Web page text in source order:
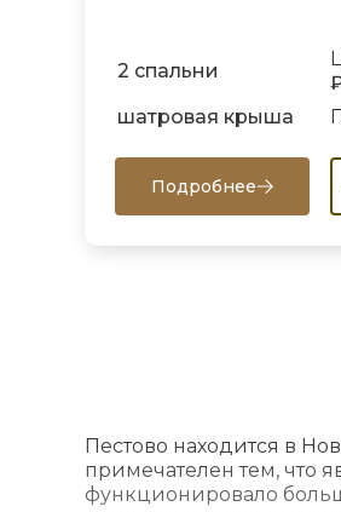
2 спальни
шатровая крыша
Подробнее
Пестово находится в
примечателен тем, что
функционировало